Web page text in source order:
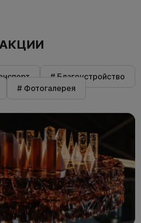
# Благоустройство
# Фотогалерея